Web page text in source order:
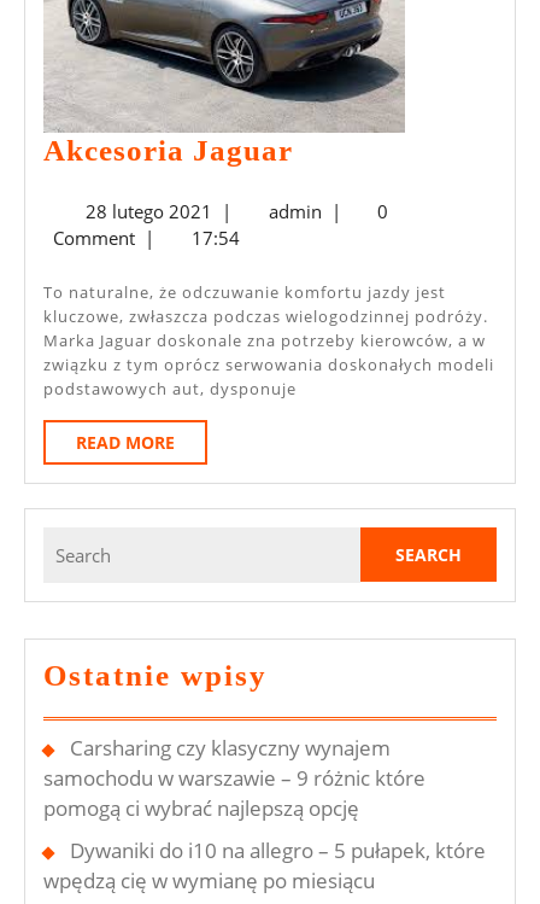
Akcesoria Jaguar
28 lutego 2021 28
lutego
| adminadmin
|
0
Comment | 17:54
To naturalne, że odczuwanie komfortu jazdy jest
kluczowe, zwłaszcza podczas wielogodzinnej podróży.
Marka Jaguar doskonale zna potrzeby kierowców, a w
związku z tym oprócz serwowania doskonałych modeli
podstawowych aut, dysponuje
READ MORE
MORE
for:
Ostatnie wpisy
Carsharing czy klasyczny wynajem
samochodu w warszawie – 9 różnic które
pomogą ci wybrać najlepszą opcję
Dywaniki do i10 na allegro – 5 pułapek, które
wpędzą cię w wymianę po miesiącu